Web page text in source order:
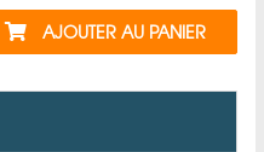
AJOUTER AU PANIER